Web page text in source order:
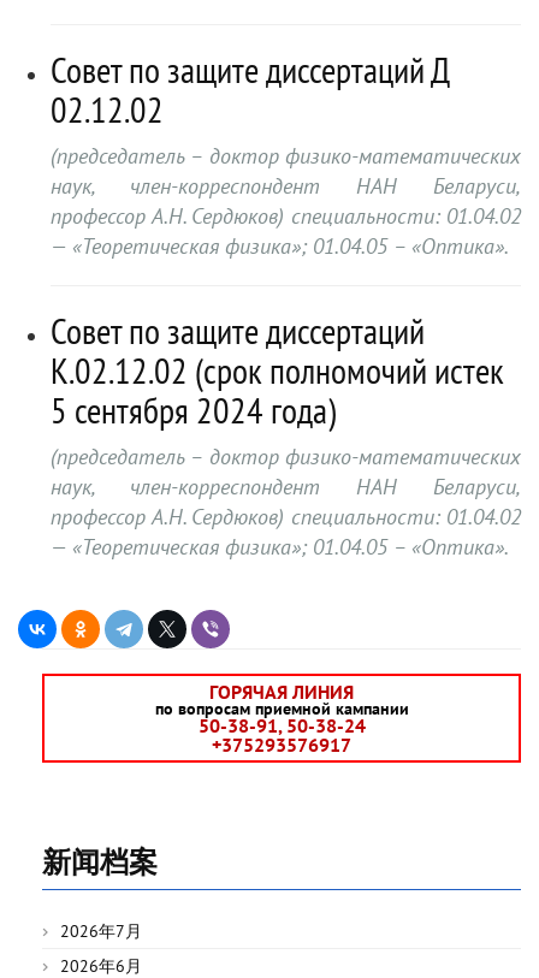
Совет по защите диссертаций Д
02.12.02
(председатель – доктор физико-математических
наук, член-корреспондент НАН Беларуси,
профессор А.Н. Сердюков) специальности: 01.04.02
— «Теоретическая физика»; 01.04.05 – «Оптика».
Совет по защите диссертаций
К.02.12.02 (срок полномочий истек
5 сентября 2024 года)
(председатель – доктор физико-математических
наук, член-корреспондент НАН Беларуси,
профессор А.Н. Сердюков) специальности: 01.04.02
— «Теоретическая физика»; 01.04.05 – «Оптика».
ГОРЯЧАЯ ЛИНИЯ
по вопросам приемной кампании
50-38-91, 50-38-24
+375293576917
新闻档案
2026年7月
2026年6月